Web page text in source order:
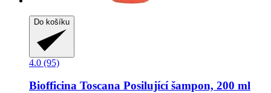
Do košíku
4.0 (95)
Biofficina Toscana Posilující šampon, 200 ml